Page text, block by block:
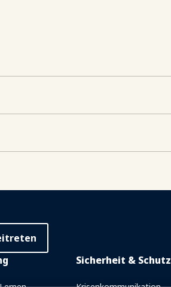
Sicherheit & Schutz